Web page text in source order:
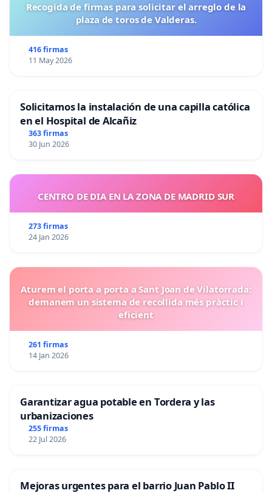
Recogida de firmas para solicitar el arreglo de la
plaza de toros de Valderas.
416 firmas
11 May 2026
Solicitamos la instalación de una capilla católica
en el Hospital de Alcañiz
363 firmas
30 Jun 2026
CENTRO DE DIA EN LA ZONA DE MADRID SUR
273 firmas
24 Jan 2026
Aturem el porta a porta a Sant Joan de Vilatorrada:
demanem un sistema de recollida més pràctic i
eficient
261 firmas
14 Jan 2026
Garantizar agua potable en Tordera y las
urbanizaciones
255 firmas
22 Jul 2026
Mejoras urgentes para el barrio Juan Pablo II